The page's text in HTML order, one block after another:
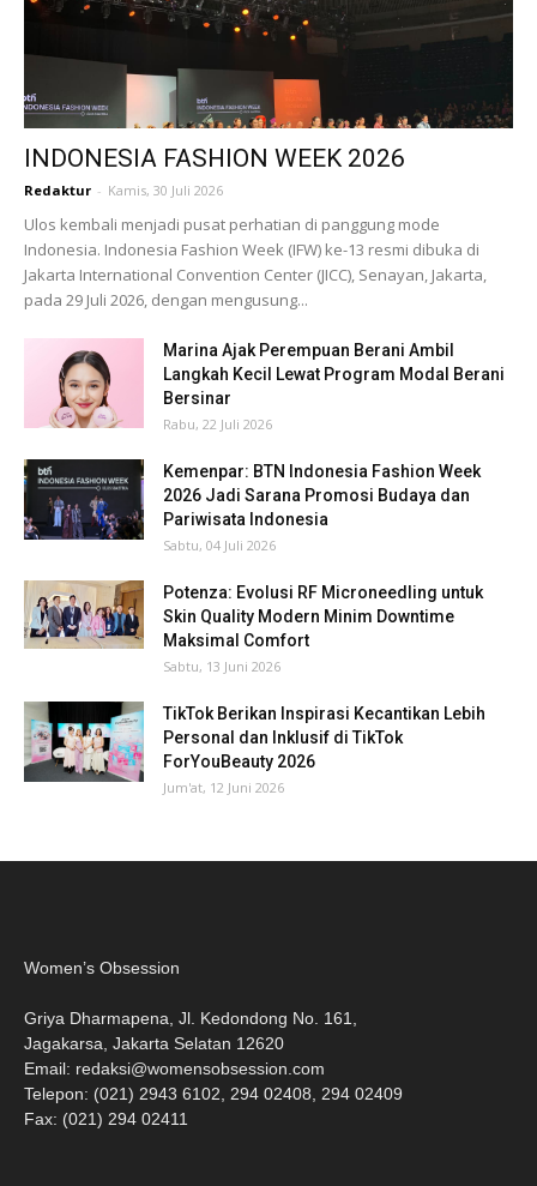
INDONESIA FASHION WEEK 2026
Redaktur - Kamis, 30 Juli 2026
Ulos kembali menjadi pusat perhatian di panggung mode
Indonesia. Indonesia Fashion Week (IFW) ke-13 resmi dibuka di
Jakarta International Convention Center (JICC), Senayan, Jakarta,
pada 29 Juli 2026, dengan mengusung...
Marina Ajak Perempuan Berani Ambil
Langkah Kecil Lewat Program Modal Berani
Bersinar
Rabu, 22 Juli 2026
Kemenpar: BTN Indonesia Fashion Week
2026 Jadi Sarana Promosi Budaya dan
Pariwisata Indonesia
Sabtu, 04 Juli 2026
Potenza: Evolusi RF Microneedling untuk
Skin Quality Modern Minim Downtime
Maksimal Comfort
Sabtu, 13 Juni 2026
TikTok Berikan Inspirasi Kecantikan Lebih
Personal dan Inklusif di TikTok
ForYouBeauty 2026
Jum'at, 12 Juni 2026
Women’s Obsession
Griya Dharmapena, Jl. Kedondong No. 161,
Jagakarsa, Jakarta Selatan 12620
Email: redaksi@womensobsession.com
Telepon: (021) 2943 6102, 294 02408, 294 02409
Fax: (021) 294 02411